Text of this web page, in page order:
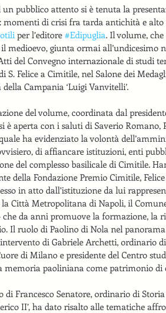
pubblico attento si è tenuta la
momenti di crisi fra tarda antichità e alto
per l’editore #Edipuglia. Il volume,
medioevo, giunta ormai all’undicesimo
del Convegno internazionale di studi
S. Felice a Cimitile, nel Salone dei
della Campania ‘Luigi Vanvitelli’.
del volume, coordinata dal
è aperta con i saluti di Saverio Romano,
ha evidenziato la volontà
di affiancare istituzioni, enti
del complesso basilicale di Cimitile.
della Fondazione Premio Cimitile,
in atto dall’istituzione da lui
Città Metropolitana di Napoli, il
da anni promuove la formazione, la
Il ruolo di Paolino di Nola nel
di Gabriele Archetti, ordinario
di Milano e presidente del Centro
memoria paoliniana come patrimonio di
di Francesco Senatore, ordinario di
II’, ha dato risalto alle tematiche